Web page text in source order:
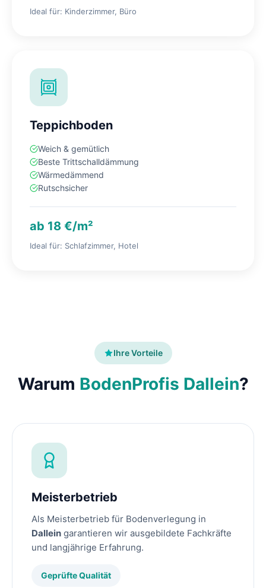
Ideal für: Kinderzimmer, Büro
Teppichboden
Weich & gemütlich
Beste Trittschalldämmung
Wärmedämmend
Rutschsicher
ab 18 €/m²
Ideal für: Schlafzimmer, Hotel
Ihre Vorteile
Warum BodenProfis Dallein?
Meisterbetrieb
Als Meisterbetrieb für Bodenverlegung in
Dallein garantieren wir ausgebildete Fachkräfte
und langjährige Erfahrung.
Geprüfte Qualität